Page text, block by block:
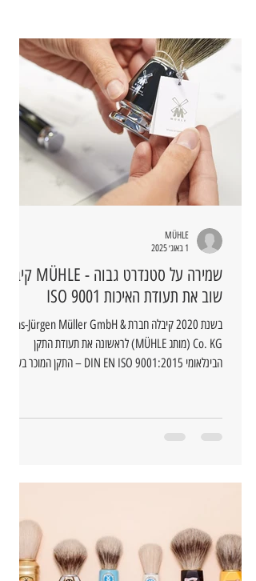
שמירה על סטנדרט גבוה - MÜHLE קיבלה
שוב את תעודת האיכות ISO 9001
בשנת 2020 קיבלה חברת Hans-Jürgen Müller GmbH &
Co. KG (מותג MÜHLE) לראשונה את תעודת התקן
הבינלאומי DIN EN ISO 9001:2015 – התקן המוכר בעולם
MÜHLE
1 באוג׳ 2025